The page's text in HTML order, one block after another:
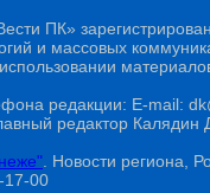
ПК»
и массовых
редакции: E-mail:
редактор
. Новости региона,
17-00